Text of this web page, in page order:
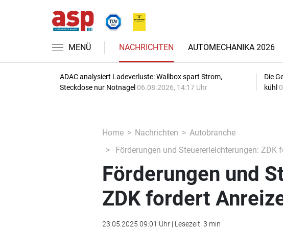
MENÜ NACHRICHTEN AUTOMECHANIKA 2026
ADAC analysiert Ladeverluste: Wallbox spart Strom,
Steckdose nur Notnagel 06.08.2026, 14:17 Uhr
Die
kühl
Home Nachrichten
Autobranche
Förderungen und Steuererleichterungen: ZDK
Förderungen und
ZDK fordert
23.05.2025 09:01 Uhr | Lesezeit: 3 min